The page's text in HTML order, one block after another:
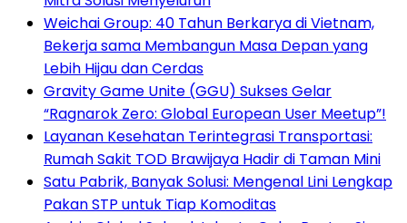
Weichai Group: 40 Tahun Berkarya di Vietnam,
Bekerja sama Membangun Masa Depan yang
Lebih Hijau dan Cerdas
Gravity Game Unite (GGU) Sukses Gelar
“Ragnarok Zero: Global European User Meetup”!
Layanan Kesehatan Terintegrasi Transportasi:
Rumah Sakit TOD Brawijaya Hadir di Taman Mini
Satu Pabrik, Banyak Solusi: Mengenal Lini Lengkap
Pakan STP untuk Tiap Komoditas